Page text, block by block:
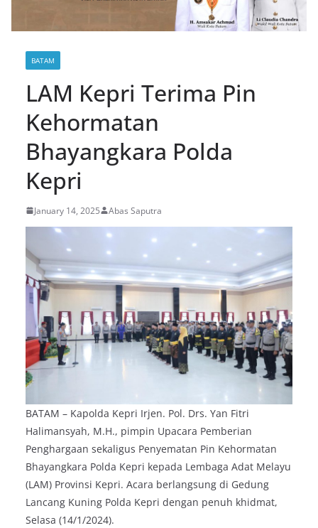
BATAM
LAM Kepri Terima Pin
Kehormatan
Bhayangkara Polda
Kepri
January 14, 2025 Abas Saputra
BATAM – Kapolda Kepri Irjen. Pol. Drs. Yan Fitri
Halimansyah, M.H., pimpin Upacara Pemberian
Penghargaan sekaligus Penyematan Pin Kehormatan
Bhayangkara Polda Kepri kepada Lembaga Adat Melayu
(LAM) Provinsi Kepri. Acara berlangsung di Gedung
Lancang Kuning Polda Kepri dengan penuh khidmat,
Selasa (14/1/2024).